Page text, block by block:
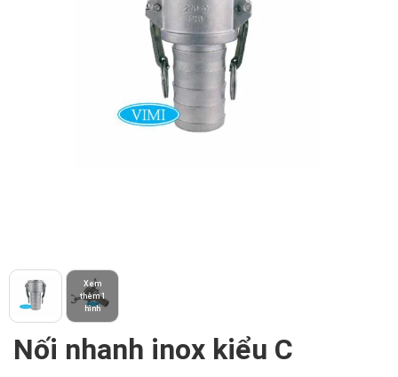
Xem
thêm 1
hình
Nối nhanh inox kiểu C